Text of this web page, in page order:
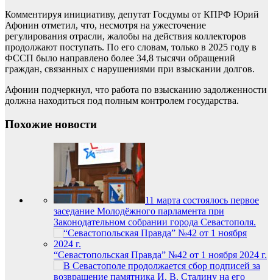
Комментируя инициативу, депутат Госдумы от КПРФ Юрий
Афонин отметил, что, несмотря на ужесточение
регулирования отрасли, жалобы на действия коллекторов
продолжают поступать. По его словам, только в 2025 году в
ФССП было направлено более 34,8 тысячи обращений
граждан, связанных с нарушениями при взыскании долгов.
Афонин подчеркнул, что работа по взысканию задолженности
должна находиться под полным контролем государства.
Похожие новости
11 марта состоялось первое
заседание Молодёжного парламента при
Законодательном собрании города Севастополя.
“Севастопольская Правда” №42 от 1 ноября 2024 г.